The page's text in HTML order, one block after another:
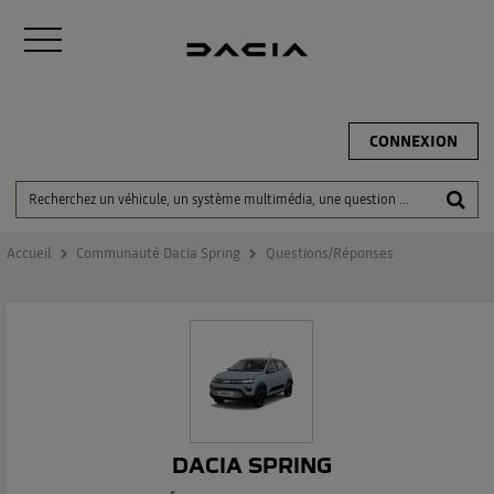
CONNEXION
Accueil Communauté Dacia Spring Questions/Réponses
DACIA SPRING